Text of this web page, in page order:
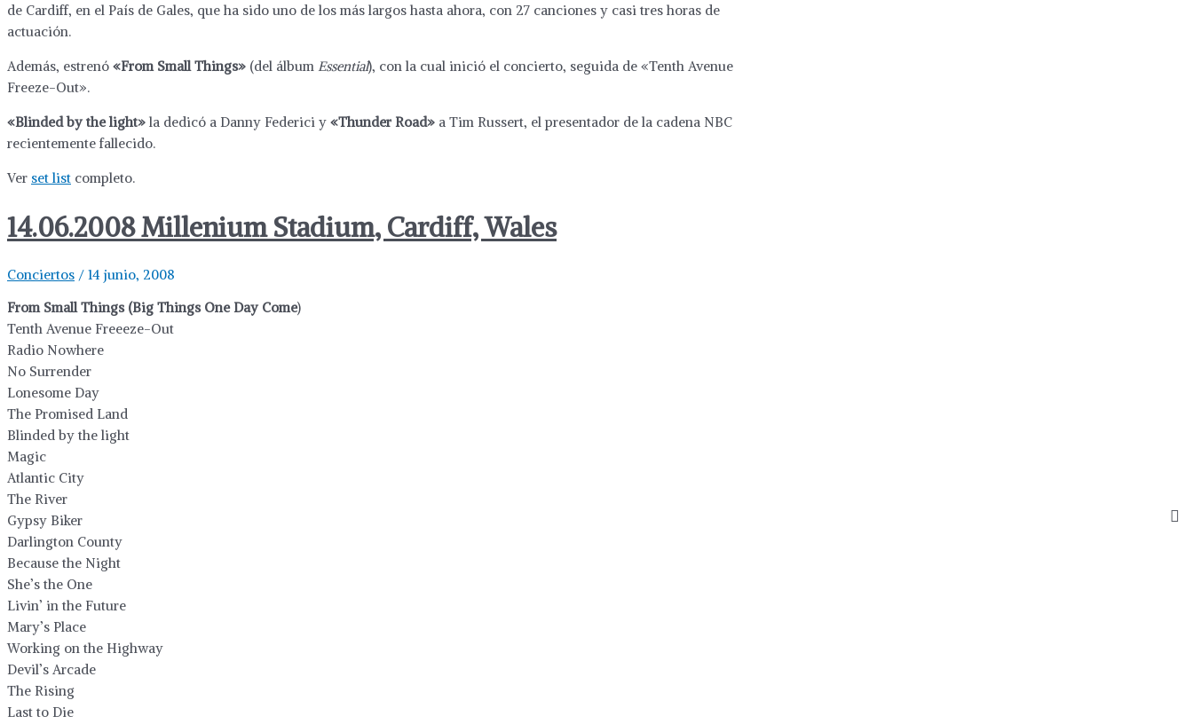
de Cardiff, en el País de Gales, que ha sido uno de los más largos hasta ahora, con 27 canciones y casi tres horas de
actuación.
Además, estrenó «From Small Things» (del álbum Essential), con la cual inició el concierto, seguida de «Tenth Avenue
Freeze-Out».
«Blinded by the light» la dedicó a Danny Federici y «Thunder Road» a Tim Russert, el presentador de la cadena NBC
recientemente fallecido.
Ver set list completo.
14.06.2008 Millenium Stadium, Cardiff, Wales
Conciertos / 14 junio, 2008
From Small Things (Big Things One Day Come)
Tenth Avenue Freeeze-Out
Radio Nowhere
No Surrender
Lonesome Day
The Promised Land
Blinded by the light
Magic
Atlantic City
The River
Gypsy Biker
Darlington County
Because the Night
She’s the One
Livin’ in the Future
Mary’s Place
Working on the Highway
Devil’s Arcade
The Rising
Last to Die